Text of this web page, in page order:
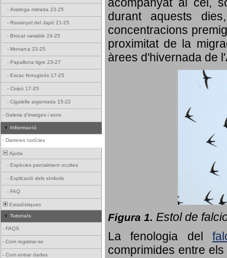
- Aratinga mitrada 23-25
- Rossinyol del Japó 21-25
- Brocat variable 24-25
- Monarca 23-25
- Papallona tigre 23-27
- Escac ferruginós 17-25
- Coipú 17-25
- Cigalella argentada 15-22
- Galeria d'imatges i sons
Informació
- Darreres notícies
Ajuda
- Espècies parcialment ocultes
- Explicació dels símbols
- FAQ
Estadístiques
Tutorials
- FAQS
- Com registrar-se
- Com entrar dades
durant aquests
concentracions
proximitat de la
àrees d'hivernada de
Figura 1. Estol de
La fenologia del
comprimides entre